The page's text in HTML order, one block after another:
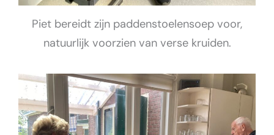
Piet bereidt zijn paddenstoelensoep voor,
natuurlijk voorzien van verse kruiden.